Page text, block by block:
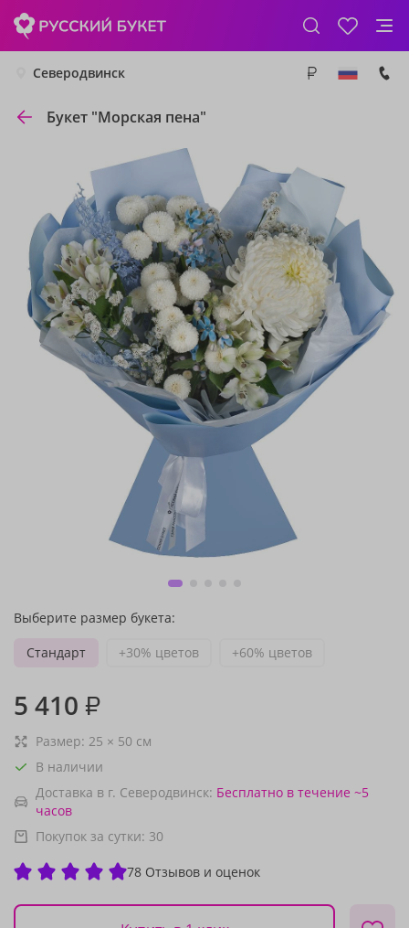
Северодвинск
Букет "Морская пена"
Выберите размер букета:
Стандарт
+30% цветов +60% цветов
5 410 ₽
Размер: 25 × 50 см
В наличии
Доставка в г. Северодвинск: Бесплатно в течение ~5
часов
Покупок за сутки: 30
78 Отзывов и оценок